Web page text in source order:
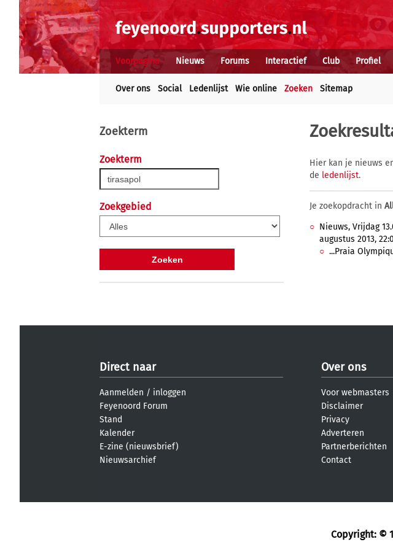
Voorpagina Nieuws Forums Interactief Club Profiel
Over ons Social Ledenlijst Wie online Zoeken Sitemap
Zoekterm
Zoekterm
Zoekgebied
Hier kan je nieuws
de ledenlijst.
Je zoekopdracht in
Nieuws, Vrijdag
augustus 2013,
...Praia
Direct naar
Aanmelden / inloggen
Feyenoord Forum
Stand
Kalender
E-zine (nieuwsbrief)
Nieuwsarchief
Over ons
Voor webmasters
Disclaimer
Privacy
Adverteren
Partnerberichten
Contact
Copyright: ©